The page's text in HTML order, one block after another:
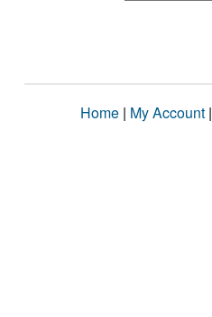
Home | My Account |